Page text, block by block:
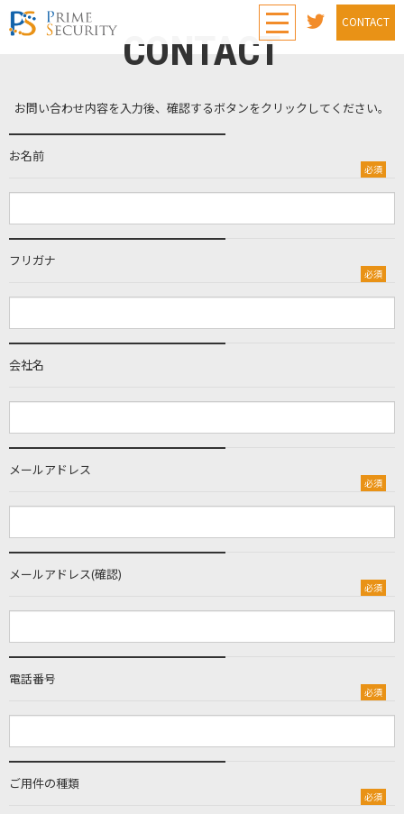
CONTACT
toggle navigation
CONTACT
お問い合わせ内容を入力後、確認するボタンをクリックしてください。
お名前
必須
フリガナ
必須
会社名
メールアドレス
必須
メールアドレス(確認)
必須
電話番号
必須
ご用件の種類
必須